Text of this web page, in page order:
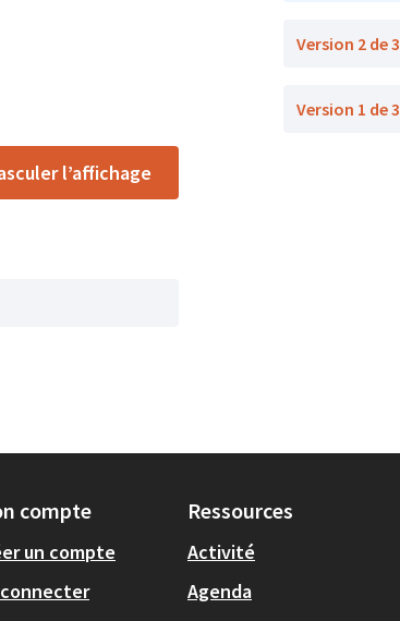
l’affichage
Version 2 de 3
Version 1 de 3
compte
un compte
Ressources
Activité
Agenda